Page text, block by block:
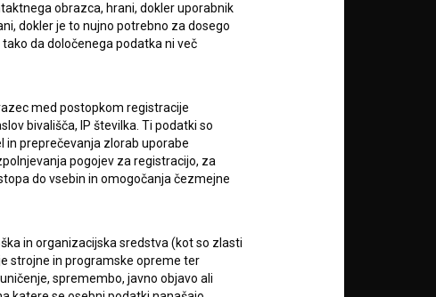
za
Sledite nam na:
obrazca, hrani, dokler uporabnik
dokler je to nujno potrebno za dosego
da določenega podatka ni več
med postopkom registracije
bivališča, IP številka. Ti podatki so
preprečevanja zlorab uporabe
pogojev za registracijo, za
do vsebin in omogočanja čezmejne
in organizacijska sredstva (kot so zlasti
strojne in programske opreme ter
spremembo, javno objavo ali